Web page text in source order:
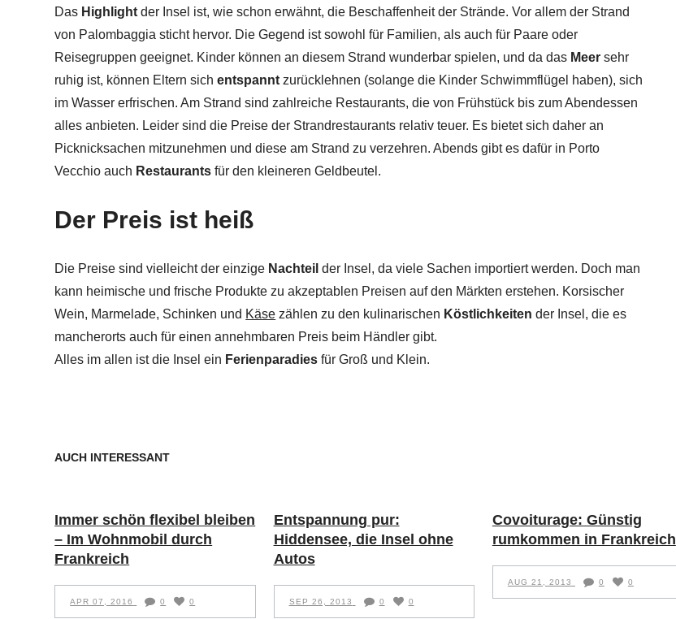
Das Highlightder Insel ist, wie schon erwähnt, die Beschaffenheit der Strände. Vor allem der Strand
von Palombaggia sticht hervor. Die Gegend ist sowohl für Familien, als auch für Paare oder
Reisegruppen geeignet. Kinder können an diesem Strand wunderbar spielen, und da das Meersehr
ruhig ist, können Eltern sichentspanntzurücklehnen (solange die Kinder Schwimmflügel haben), sich
im Wasser erfrischen. Am Strand sind zahlreiche Restaurants, die von Frühstück bis zum Abendessen
alles anbieten. Leider sind die Preise der Strandrestaurants relativ teuer. Es bietet sich daher an
Picknicksachen mitzunehmen und diese am Strand zu verzehren. Abends gibt es dafür in Porto
Vecchio auch Restaurantsfür den kleineren Geldbeutel.
Der Preis ist heiß
Die Preise sind vielleicht der einzige Nachteilder Insel, da viele Sachen importiert werden. Doch man
kann heimische und frische Produkte zu akzeptablen Preisen auf den Märkten erstehen. Korsischer
Wein, Marmelade, Schinken und Käse zählen zu den kulinarischen Köstlichkeitender Insel, die es
mancherorts auch für einen annehmbaren Preis beim Händler gibt.
Alles im allen ist die Insel ein Ferienparadiesfür Groß und Klein.
AUCH INTERESSANT
Immer schön flexibel bleiben
– Im Wohnmobil durch
Frankreich
APR 07, 2016 0 0
Entspannung pur:
Hiddensee, die Insel ohne
Autos
SEP 26, 2013 0 0
Covoiturage: Günstig
rumkommen in Frankreich
AUG 21, 2013 0 0